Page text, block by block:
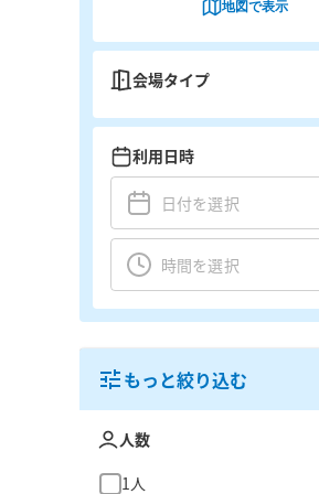
地図で表示
会場タイプ
利用日時
もっと絞り込む
人数
1人